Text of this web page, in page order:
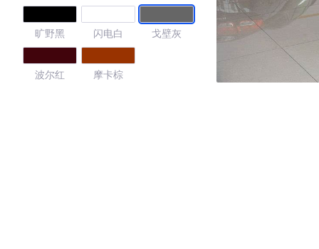
旷野黑 闪电白 戈壁灰
波尔红 摩卡棕